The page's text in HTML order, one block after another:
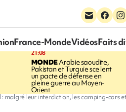
France-MondeVidéosFaits
21:08
MONDEArabie saoudite,
Pakistan et Turquie scellent
un pacte de défense en
pleine guerre au Moyen-
Orient
: malgré leur interdiction, les camping-cars